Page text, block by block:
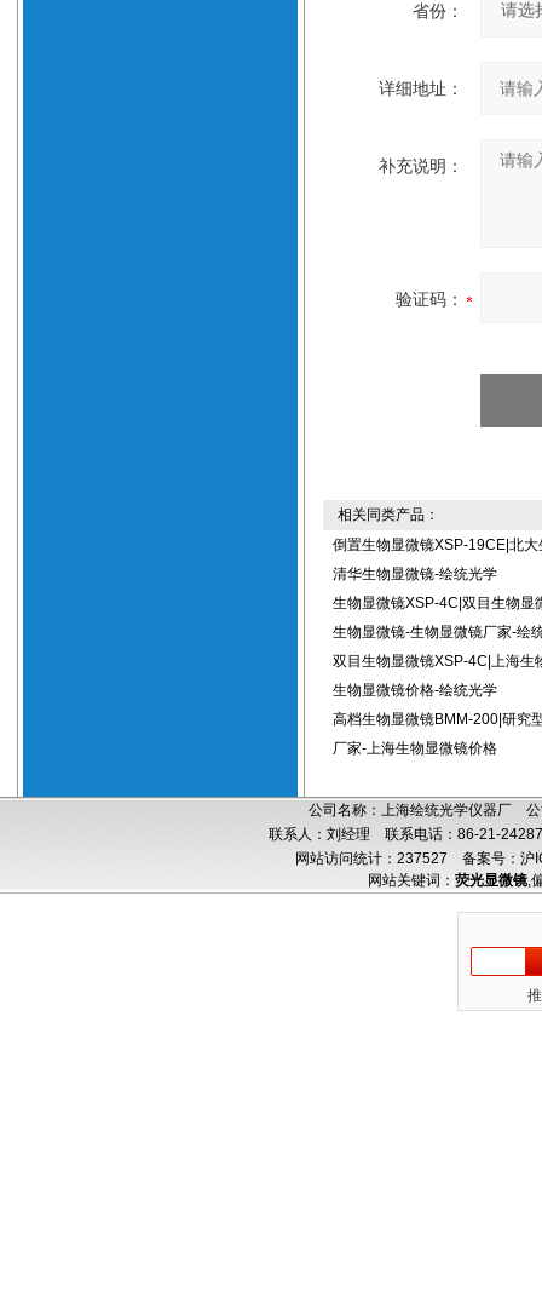
省份：
详细地址：
补充说明：
验证码：
相关同类产品：
倒置生物显微镜XSP-19CE|北大
清华生物显微镜-绘统光学
生物显微镜XSP-4C|双目生物显
生物显微镜-生物显微镜厂家-绘
双目生物显微镜XSP-4C|上海生
生物显微镜价格-绘统光学
高档生物显微镜BMM-200|研究
厂家-上海生物显微镜价格
公司名称：上海绘统光学仪器厂
联系人：刘经理 联系电话：86-21-
网站访问统计：237527 备案号：沪
网站关键词： 荧光显微镜,